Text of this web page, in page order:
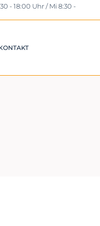
- 18:00 Uhr / Mi 8:30 -